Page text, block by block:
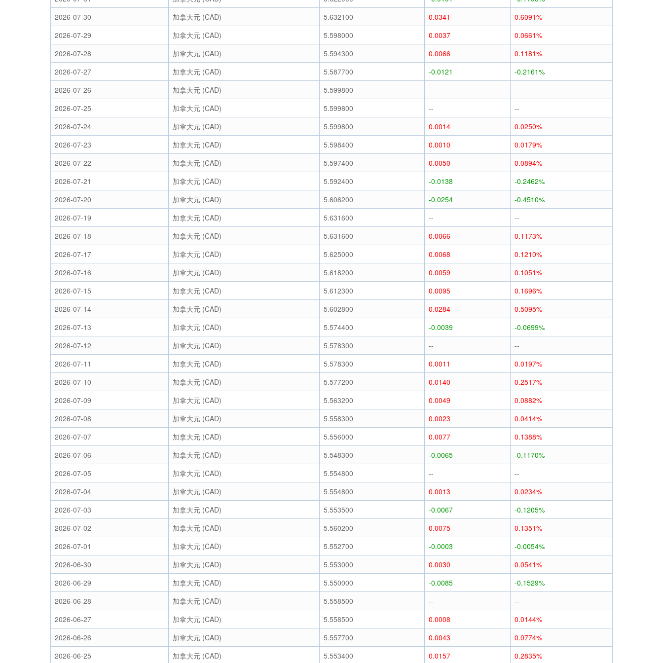
2026-07-30
加拿大元 (CAD) 5.632100 0.0341
0.6091%
2026-07-29
加拿大元 (CAD) 5.598000 0.0037
0.0661%
2026-07-28
加拿大元 (CAD) 5.594300 0.0066
0.1181%
2026-07-27
加拿大元 (CAD) 5.587700 -0.0121
-0.2161%
2026-07-26
加拿大元 (CAD) 5.599800 --
--
2026-07-25
加拿大元 (CAD) 5.599800 --
--
2026-07-24
加拿大元 (CAD) 5.599800 0.0014
0.0250%
2026-07-23
加拿大元 (CAD) 5.598400 0.0010
0.0179%
2026-07-22
加拿大元 (CAD) 5.597400 0.0050
0.0894%
2026-07-21
加拿大元 (CAD) 5.592400 -0.0138
-0.2462%
2026-07-20
加拿大元 (CAD) 5.606200 -0.0254
-0.4510%
2026-07-19
加拿大元 (CAD) 5.631600 --
--
2026-07-18
加拿大元 (CAD) 5.631600 0.0066
0.1173%
2026-07-17
加拿大元 (CAD) 5.625000 0.0068
0.1210%
2026-07-16
加拿大元 (CAD) 5.618200 0.0059
0.1051%
2026-07-15
加拿大元 (CAD) 5.612300 0.0095
0.1696%
2026-07-14
加拿大元 (CAD) 5.602800 0.0284
0.5095%
2026-07-13
加拿大元 (CAD) 5.574400 -0.0039
-0.0699%
2026-07-12
加拿大元 (CAD) 5.578300 --
--
2026-07-11
加拿大元 (CAD) 5.578300 0.0011
0.0197%
2026-07-10
加拿大元 (CAD) 5.577200 0.0140
0.2517%
2026-07-09
加拿大元 (CAD) 5.563200 0.0049
0.0882%
2026-07-08
加拿大元 (CAD) 5.558300 0.0023
0.0414%
2026-07-07
加拿大元 (CAD) 5.556000 0.0077
0.1388%
2026-07-06
加拿大元 (CAD) 5.548300 -0.0065
-0.1170%
2026-07-05
加拿大元 (CAD) 5.554800 --
--
2026-07-04
加拿大元 (CAD) 5.554800 0.0013
0.0234%
2026-07-03
加拿大元 (CAD) 5.553500 -0.0067
-0.1205%
2026-07-02
加拿大元 (CAD) 5.560200 0.0075
0.1351%
2026-07-01
加拿大元 (CAD) 5.552700 -0.0003
-0.0054%
2026-06-30
加拿大元 (CAD) 5.553000 0.0030
0.0541%
2026-06-29
加拿大元 (CAD) 5.550000 -0.0085
-0.1529%
2026-06-28
加拿大元 (CAD) 5.558500 --
--
2026-06-27
加拿大元 (CAD) 5.558500 0.0008
0.0144%
2026-06-26
加拿大元 (CAD) 5.557700 0.0043
0.0774%
2026-06-25
加拿大元 (CAD) 5.553400 0.0157 0.2835%